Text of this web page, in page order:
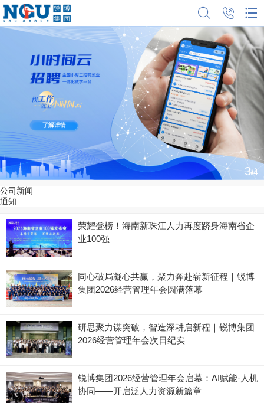
3/4
公司新闻
通知
荣耀登榜！海南新珠江人力再度跻身海南省企
业100强
同心破局凝心共赢，聚力奔赴崭新征程｜锐博
集团2026经营管理年会圆满落幕
研思聚力谋突破，智造深耕启新程｜锐博集团
2026经营管理年会次日纪实
锐博集团2026经营管理年会启幕：AI赋能·人机
协同——开启泛人力资源新篇章